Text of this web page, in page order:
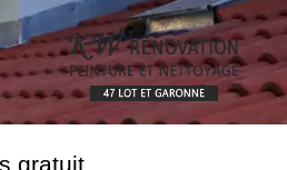
gratuit